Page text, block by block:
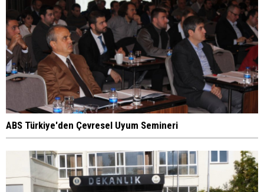
ABS Türkiye'den Çevresel Uyum Semineri